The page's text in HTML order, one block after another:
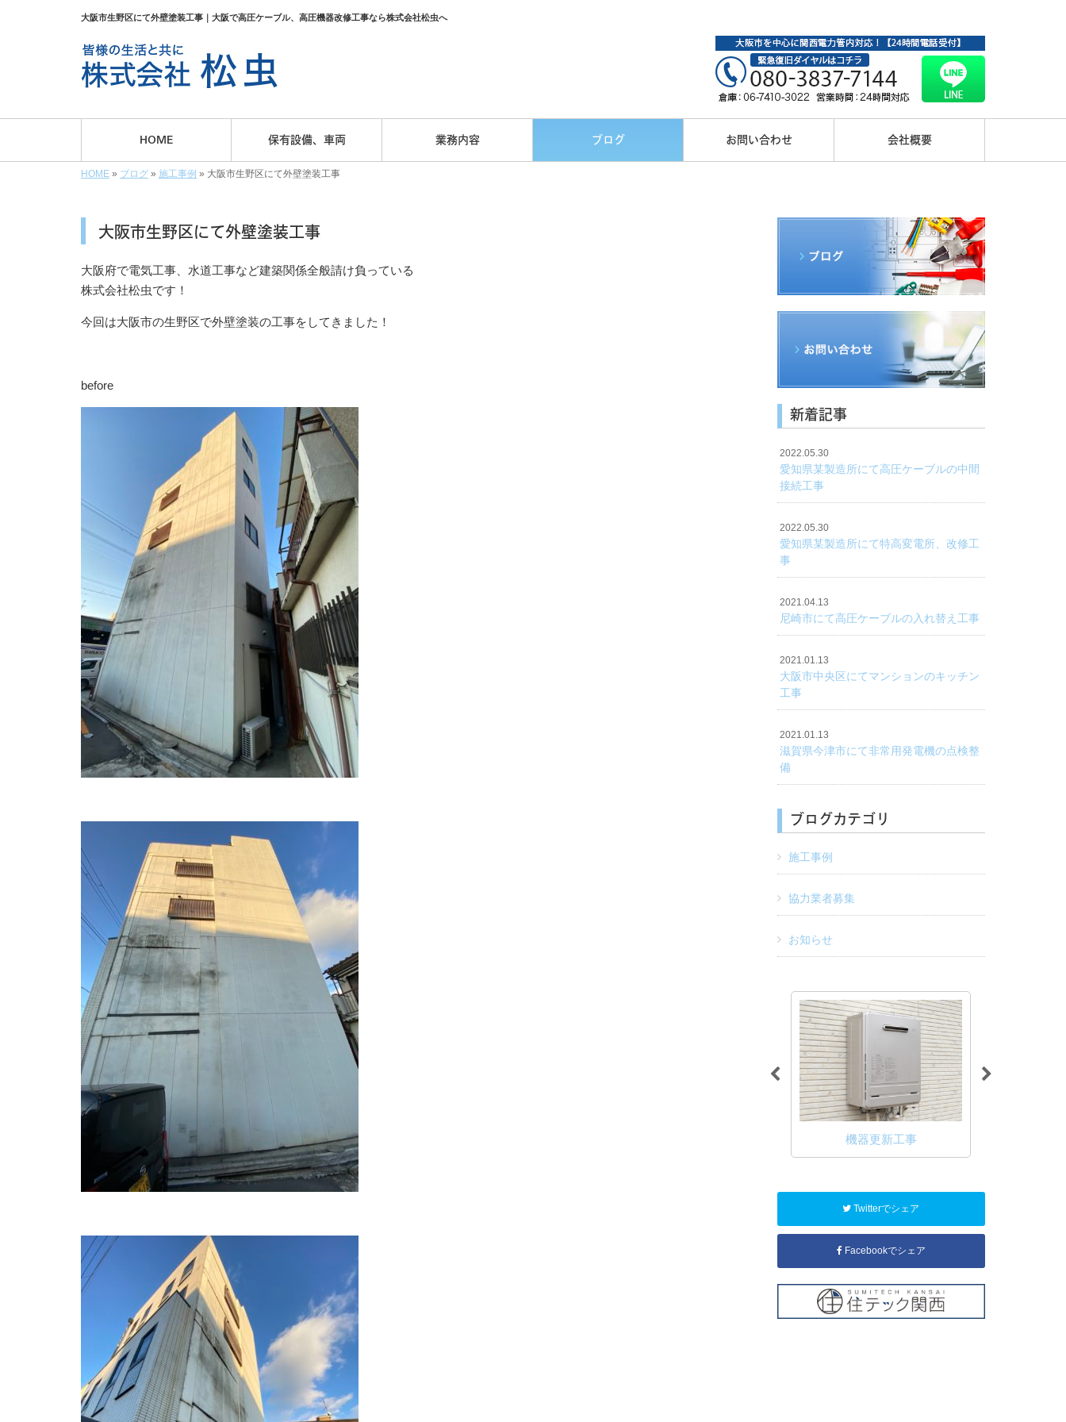
大阪市生野区にて外壁塗装工事｜大阪で高圧ケーブル、高圧機器改修工事なら株式会社松虫へ
HOME 保有設備、車両 業務内容 ブログ お問い合わせ 会社概要
HOME » ブログ » 施工事例 » 大阪市生野区にて外壁塗装工事
大阪市生野区にて外壁塗装工事
大阪府で電気工事、水道工事など建築関係全般請け負っている
株式会社松虫です！
今回は大阪市の生野区で外壁塗装の工事をしてきました！
before
新着記事
2022.05.30
愛知県某製造所にて高圧ケーブルの中間
接続工事
2022.05.30
愛知県某製造所にて特高変電所、改修工
事
2021.04.13
尼崎市にて高圧ケーブルの入れ替え工事
2021.01.13
大阪市中央区にてマンションのキッチン
工事
2021.01.13
滋賀県今津市にて非常用発電機の点検整
備
ブログカテゴリ
施工事例
協力業者募集
お知らせ
機器更新工事
Twitterでシェア
Facebookでシェア